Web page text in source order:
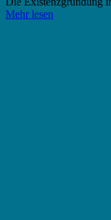
Mehr lesen